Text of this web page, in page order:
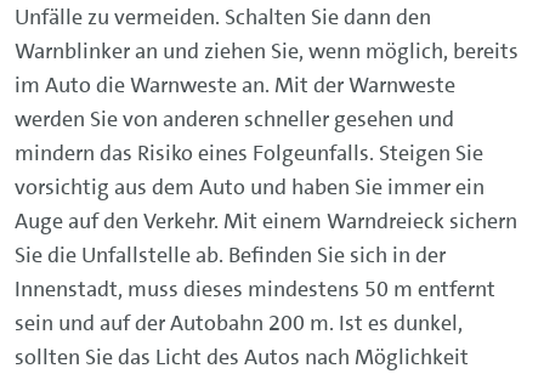
Unfälle zu vermeiden. Schalten Sie dann den
Warnblinker an und ziehen Sie, wenn möglich, bereits
im Auto die Warnweste an. Mit der Warnweste
werden Sie von anderen schneller gesehen und
mindern das Risiko eines Folgeunfalls. Steigen Sie
vorsichtig aus dem Auto und haben Sie immer ein
Auge auf den Verkehr. Mit einem Warndreieck sichern
Sie die Unfallstelle ab. Befinden Sie sich in der
Innenstadt, muss dieses mindestens 50 m entfernt
sein und auf der Autobahn 200 m. Ist es dunkel,
sollten Sie das Licht des Autos nach Möglichkeit